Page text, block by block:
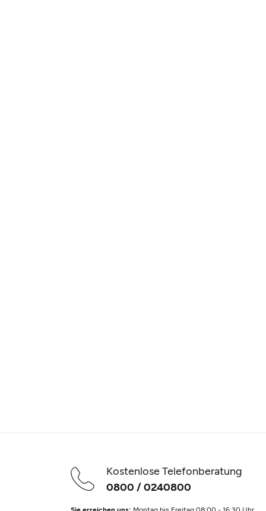
Kostenlose Telefonberatung
0800 / 0240800
Sie erreichen uns: Montag bis Freitag 08:00 - 16:30 Uhr